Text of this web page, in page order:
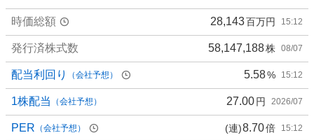
0
0
%
、
買
い
た
い
0
時価総額 28,143百万円 15:12
発行済株式数 58,147,188株 08/07
配当利回り （会社予想） 5.58% 15:12
1株配当 （会社予想） 27.00円 2026/07
PER （会社予想） (連)8.70倍 15:12